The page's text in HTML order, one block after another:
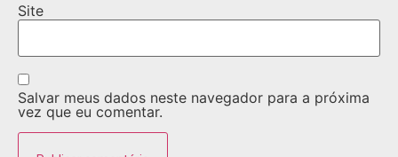
Site
Salvar meus dados neste navegador para a próxima
vez que eu comentar.